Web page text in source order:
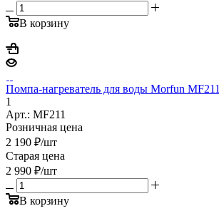
В корзину
Помпа-нагреватель для воды Morfun MF211
1
Арт.: MF211
Розничная цена
2 190 ₽/шт
Старая цена
2 990 ₽/шт
В корзину